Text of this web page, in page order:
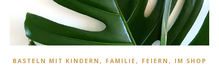
BASTELN MIT KINDERN , FAMILIE , FEIERN , IM SHOP